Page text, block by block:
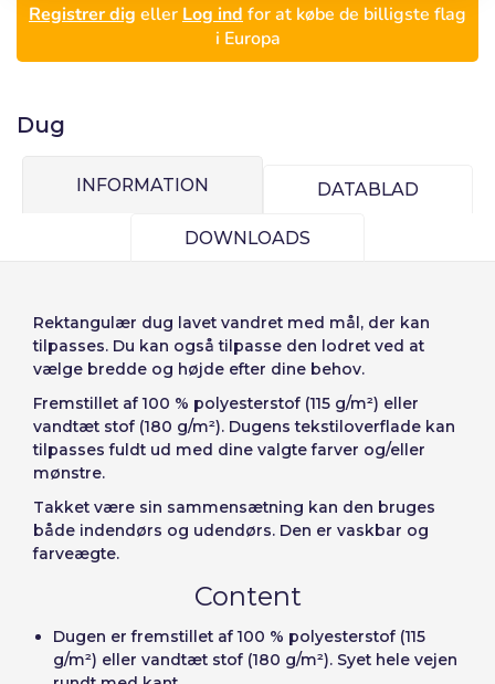
Log ind
Adgangskode:
Adgang
Gendan adgangskoder
Opret konto
Vælg dit sprog
Français
Deutsch
Italiano
Slovenija
Finnish
Slovenčina (Slovak)
Norway
Registrer dig eller Log ind for at købe de billigste flag
i Europa
Dug
INFORMATION DATABLAD
DOWNLOADS
Rektangulær dug lavet vandret med mål, der kan
tilpasses. Du kan også tilpasse den lodret ved at
vælge bredde og højde efter dine behov.
Fremstillet af 100 % polyesterstof (115 g/m²) eller
vandtæt stof (180 g/m²). Dugens tekstiloverflade kan
tilpasses fuldt ud med dine valgte farver og/eller
mønstre.
Takket være sin sammensætning kan den bruges
både indendørs og udendørs. Den er vaskbar og
farveægte.
Content
Dugen er fremstillet af 100 % polyesterstof (115
g/m²) eller vandtæt stof (180 g/m²). Syet hele vejen
Precios por unidad
Añadiendo producto al carrito
de elementos a
diseñar
Annuller Fortsæt
Espere, por favor